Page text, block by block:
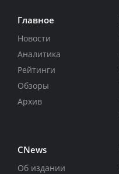
Главное
Новости
Аналитика
Рейтинги
Обзоры
Архив
CNews
Об издании